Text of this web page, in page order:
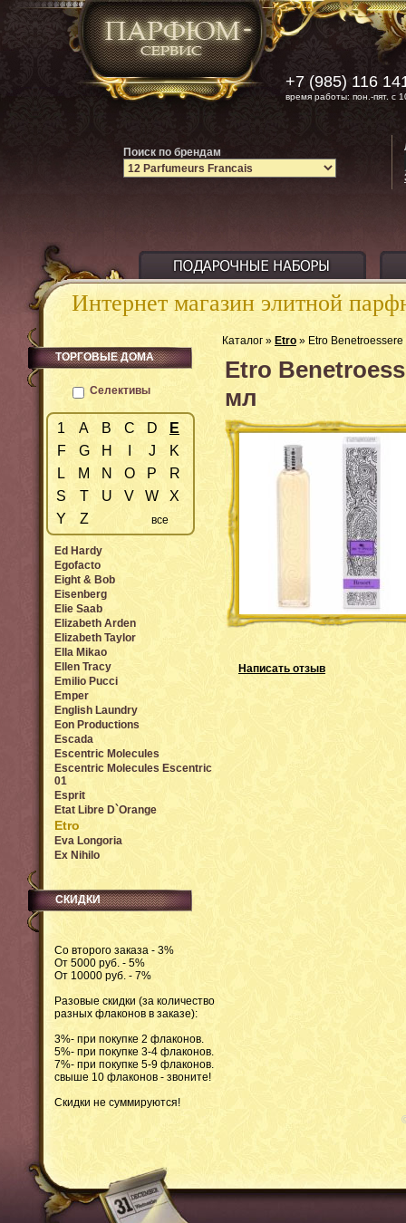
Интернет магазин элитной
Каталог » Etro » Etro
Etro
мл
Написать отзыв
ТОРГОВЫЕ ДОМА
Селективы
1 A B C D
E
F
G H J
K
L
M N O P
R
S
T U V W
X
Y
Z все
Ed Hardy
Egofacto
Eight & Bob
Eisenberg
Elie Saab
Elizabeth Arden
Elizabeth Taylor
Ella Mikao
Ellen Tracy
Emilio Pucci
Emper
English Laundry
Eon Productions
Escada
Escentric Molecules
Escentric Molecules Escentric
01
Esprit
Etat Libre D`Orange
Etro
Eva Longoria
Ex Nihilo
СКИДКИ
Со второго заказа - 3%
От 5000 руб. - 5%
От 10000 руб. - 7%
Разовые скидки (за количество
разных флаконов в заказе):
3%- при покупке 2 флаконов.
5%- при покупке 3-4 флаконов.
7%- при покупке 5-9 флаконов.
свыше 10 флаконов - звоните!
Скидки не суммируются!
+7 (985) 116
время работы: пон.-пят. с
Поиск по брендам